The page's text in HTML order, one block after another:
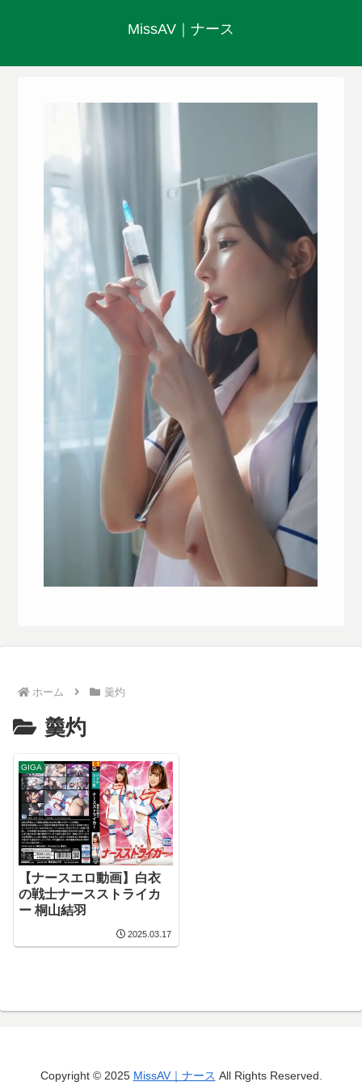
MissAV｜ナース
ホーム 羹灼
羹灼
GIGA
【ナースエロ動画】白衣
の戦士ナースストライカ
ー 桐山結羽
2025.03.17
Copyright © 2025 MissAV｜ナース All Rights Reserved.